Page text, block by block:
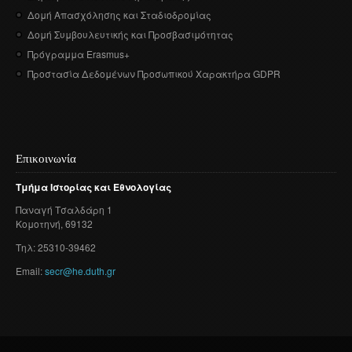
Δομή Απασχόλησης και Σταδιοδρομίας
Δομή Συμβουλευτικής και Προσβασιμότητας
Πρόγραμμα Erasmus+
Προστασία Δεδομένων Προσωπικού Χαρακτήρα GDPR
Επικοινωνία
ΤμήμαΙστορίαςκαι Εθνολογίας
Παναγή Τσαλδάρη 1
Κομοτηνή, 69132
Τηλ: 25310-39462
Email:secr@he.duth.gr